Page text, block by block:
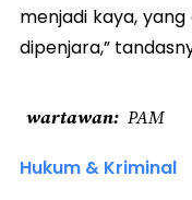
menjadi kaya,
dipenjara,”
wartawan PAM
Hukum & Kriminal